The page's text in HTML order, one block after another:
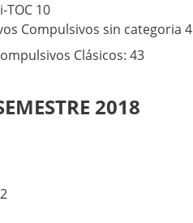
TOC 10
Compulsivos sin categoria 4
Clásicos: 43
2018